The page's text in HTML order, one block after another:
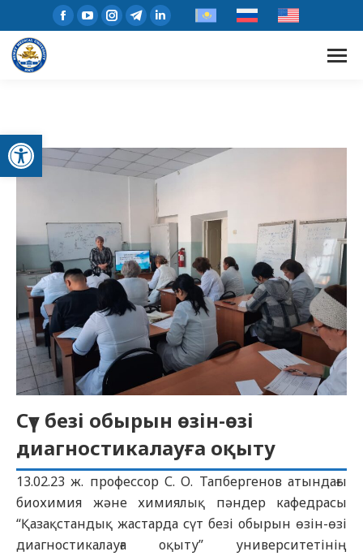
Open toolbar
Сүт безі обырын өзін-өзі
диагностикалауға оқыту
13.02.23 ж. профессор С. О. Тапбергенов атындағы
биохимия жəне химиялық пəндер кафедрасы
“Қазақстандық жастарда сүт безі обырын өзін-өзі
диагностикалауға оқыту” университетінің